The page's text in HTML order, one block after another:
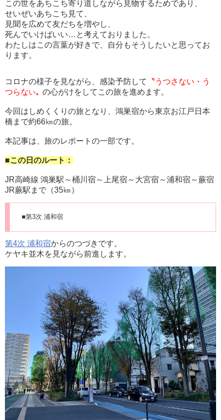
この世をあちこち寄り道しながら見物するためであり、
せいぜいあちこち見て、
見聞を広めて友だちを増やし、
死んでいけばいい…と考えておりました。
わたしはこの言葉が好きで、自分もそうしたいと思ってお
ります。
コロナの様子を見ながら、感染予防して
〝うつさない・う
つらない〟 の心がけをしてこの旅を進めます。
今回はしめくくりの旅となり、鴻巣宿から東京お江戸日本
橋まで約66㎞の旅。
本記事は、旅のレポートの一部です。
■この日のルート：
JR高崎線 鴻巣駅～桶川宿～上尾宿～大宮宿～浦和宿～蕨宿
JR蕨駅まで（35㎞）
■第3次 浦和宿
第4次 浦和宿からのつづきです。
ケヤキ並木を見ながら前進します。